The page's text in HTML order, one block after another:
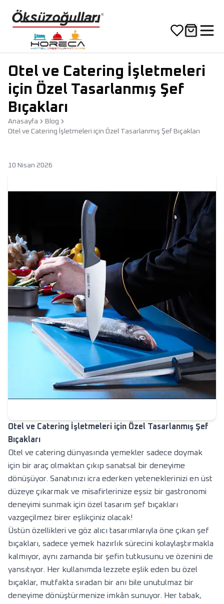
Otel ve Catering İşletmeleri
için Özel Tasarlanmış Şef
Bıçakları
Anasayfa
Blog
Otel ve Catering İşletmeleri için Özel Tasarlanmış Şef Bıçakları
10 Nisan 2026
Otel ve Catering İşletmeleri için Özel Tasarlanmış Şef
Bıçakları
Otel ve catering dünyasında yemekler sadece doymak
için bir araç olmaktan çıkıp sanatsal bir deneyime
dönüşüyor. Sanatınızı icra ederken yeteneklerinizi en üst
düzeye çıkarmak ve misafirlerinize eşsiz bir gastronomi
deneyimi sunmak için özel tasarım şef bıçakları
vazgeçilmez birer eşlikçiniz olacak!
Üstün özellikleri ve göz alıcı tasarımlarıyla öne çıkan şef
bıçakları, sadece yemek hazırlık sürecini kolaylaştırmakla
kalmıyor, aynı zamanda bir şefin tutkusunu ve özenini de
yansıtıyor. Her kullanımda lezzete eşlik eden bu özel
bıçaklar, mutfakta sıradan bir anı bile unutulmaz bir
deneyime dönüştürmenize imkân sunuyor. Her tabak,